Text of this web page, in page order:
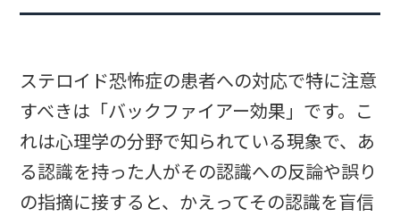
ステロイド恐怖症の患者への対応で特に注意
すべきは「バックファイアー効果」です。こ
れは心理学の分野で知られている現象で、あ
る認識を持った人がその認識への反論や誤り
の指摘に接すると、かえってその認識を盲信